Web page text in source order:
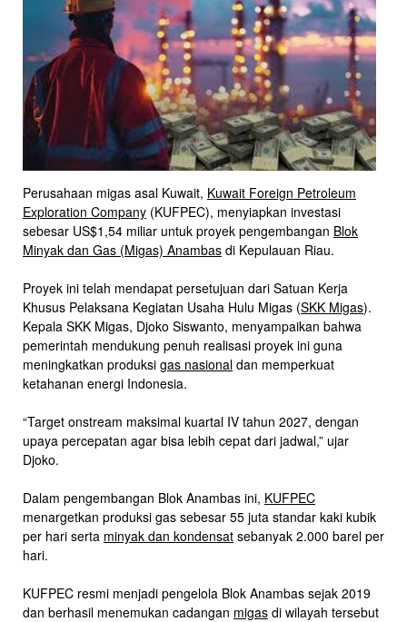
Perusahaan migas asal Kuwait, Kuwait Foreign Petroleum
Exploration Company (KUFPEC), menyiapkan investasi
sebesar US$1,54 miliar untuk proyek pengembangan Blok
Minyak dan Gas (Migas) Anambas di Kepulauan Riau.
Proyek ini telah mendapat persetujuan dari Satuan Kerja
Khusus Pelaksana Kegiatan Usaha Hulu Migas (SKK Migas).
Kepala SKK Migas, Djoko Siswanto, menyampaikan bahwa
pemerintah mendukung penuh realisasi proyek ini guna
meningkatkan produksi gas nasional dan memperkuat
ketahanan energi Indonesia.
“Target onstream maksimal kuartal IV tahun 2027, dengan
upaya percepatan agar bisa lebih cepat dari jadwal,” ujar
Djoko.
Dalam pengembangan Blok Anambas ini, KUFPEC
menargetkan produksi gas sebesar 55 juta standar kaki kubik
per hari serta minyak dan kondensat sebanyak 2.000 barel per
hari.
KUFPEC resmi menjadi pengelola Blok Anambas sejak 2019
dan berhasil menemukan cadangan migas di wilayah tersebut